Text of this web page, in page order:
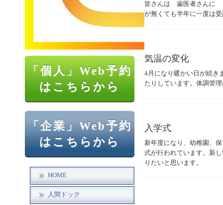
「個人」Web予約
はこちらから
「企業」Web予約
はこちらから
HOME
人間ドック
皆さんは 歯医者さんに
が無くても半年に一度は
気温の変化
4月になり暖かい日が続き
たりしています。体調管
入学式
新年度になり、幼稚園、
式が行われています。新
りたいと思います。